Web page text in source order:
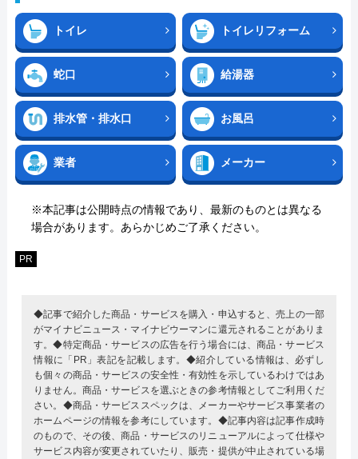
トイレ トイレリフォーム
蛇口 給湯器
排水管・排水口 お風呂
業者 メーカー
※本記事は公開時点の情報であり、最新のものとは異なる
場合があります。あらかじめご了承ください。
PR
◆記事で紹介した商品・サービスを購入・申込すると、売上の一部
がマイナビニュース・マイナビウーマンに還元されることがありま
す。◆特定商品・サービスの広告を行う場合には、商品・サービス
情報に「PR」表記を記載します。◆紹介している情報は、必ずし
も個々の商品・サービスの安全性・有効性を示しているわけではあ
りません。商品・サービスを選ぶときの参考情報としてご利用くだ
さい。◆商品・サービススペックは、メーカーやサービス事業者の
ホームページの情報を参考にしています。◆記事内容は記事作成時
のもので、その後、商品・サービスのリニューアルによって仕様や
サービス内容が変更されていたり、販売・提供が中止されている場